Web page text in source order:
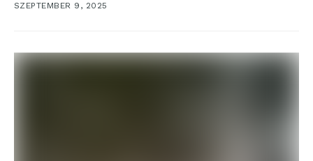
SZEPTEMBER 9, 2025